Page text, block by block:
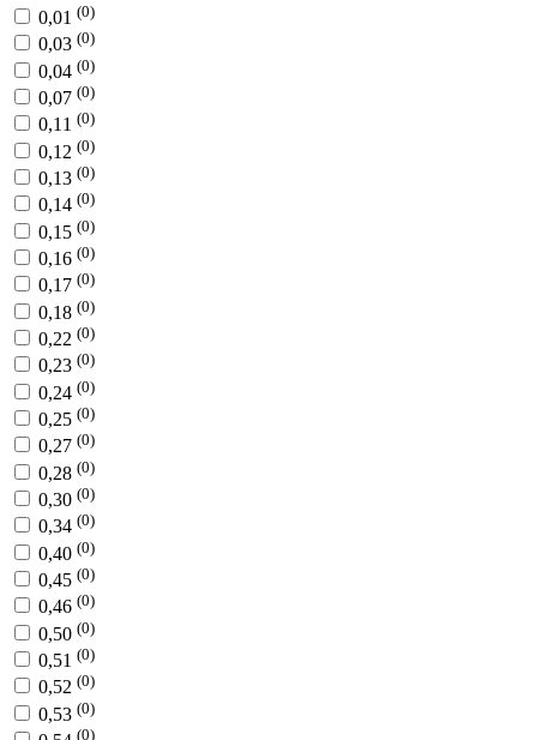
0,01 (0)
0,03 (0)
0,04 (0)
0,07 (0)
0,11 (0)
0,12 (0)
0,13 (0)
0,14 (0)
0,15 (0)
0,16 (0)
0,17 (0)
0,18 (0)
0,22 (0)
0,23 (0)
0,24 (0)
0,25 (0)
0,27 (0)
0,28 (0)
0,30 (0)
0,34 (0)
0,40 (0)
0,45 (0)
0,46 (0)
0,50 (0)
0,51 (0)
0,52 (0)
0,53 (0)
(0)